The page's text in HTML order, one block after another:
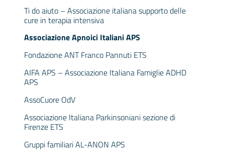
Ti do aiuto – Associazione italiana supporto delle
cure in terapia intensiva
Associazione Apnoici Italiani APS
Fondazione ANT Franco Pannuti ETS
AIFA APS – Associazione Italiana Famiglie ADHD
APS
AssoCuore OdV
Associazione Italiana Parkinsoniani sezione di
Firenze ETS
Gruppi familiari AL-ANON APS